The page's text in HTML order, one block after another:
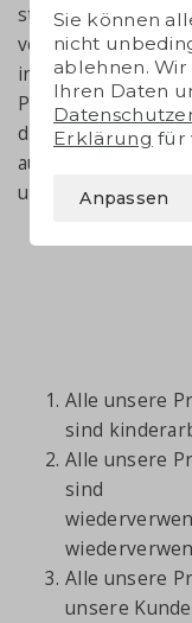
steht für Green
von Standards
in unserer
Produkt eines der
diese nicht in
auf BPA-frei,
und umweltbewusst.
Alle unsere
sind
Alle unsere
sind
Alle unsere
unsere
Sie können
nicht
ablehnen.
Ihren Daten
Erklärung für
Anpassen